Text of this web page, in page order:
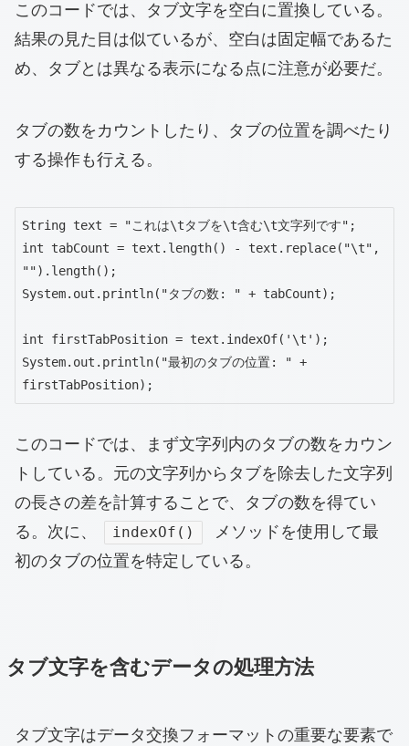
このコードでは、タブ文字を空白に置換している。
結果の見た目は似ているが、空白は固定幅であるた
め、タブとは異なる表示になる点に注意が必要だ。
タブの数をカウントしたり、タブの位置を調べたり
する操作も行える。
String text = "これは\tタブを\t含む\t文字列です";
int tabCount = text.length() - text.replace("\t",
"").length();
System.out.println("タブの数: " + tabCount);
int firstTabPosition = text.indexOf('\t');
System.out.println("最初のタブの位置: " +
firstTabPosition);
このコードでは、まず文字列内のタブの数をカウン
トしている。元の文字列からタブを除去した文字列
の長さの差を計算することで、タブの数を得てい
る。次に、
indexOf()
メソッドを使用して最
初のタブの位置を特定している。
タブ文字を含むデータの処理方法
タブ文字はデータ交換フォーマットの重要な要素で